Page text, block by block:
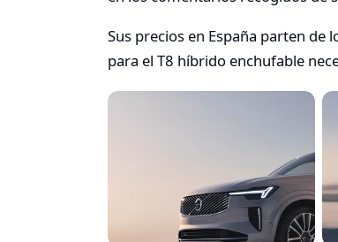
Sus precios en España parten
para el T8 híbrido enchufable